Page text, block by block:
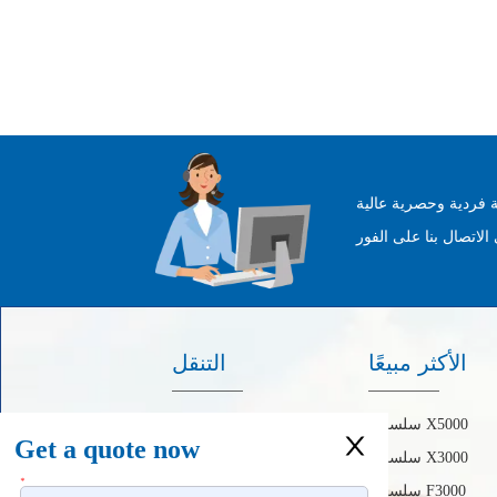
Get a quote now
*
فردية وحصرية عالية
التنقل
حول
منتجات
الأكثر مبيعًا
سلسلة X5000
سلسلة X3000
سلسلة F3000